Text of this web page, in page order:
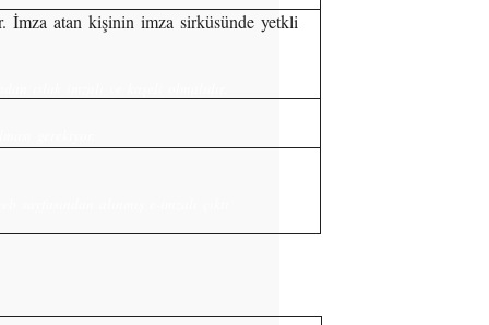
İmza atan kişinin imza sirküsünde yetkli